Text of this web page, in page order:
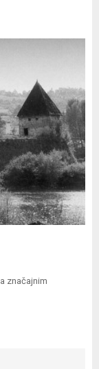
značajnim